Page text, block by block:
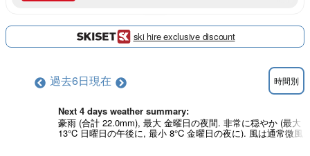
ski hire exclusive discount
過去6日現在 時間別
Next 4 days weather summary:
豪雨 (合計 22.0mm), 最大 金曜日の夜間. 非常に穏やか (最大
13°C 日曜日の午後に, 最小 8°C 金曜日の夜に). 風は通常微風.